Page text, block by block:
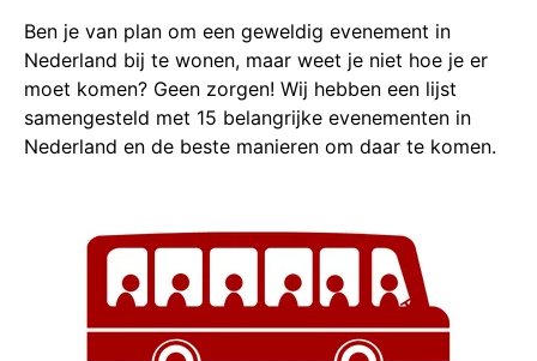
Ben je van plan om een geweldig evenement in
Nederland bij te wonen, maar weet je niet hoe je er
moet komen? Geen zorgen! Wij hebben een lijst
samengesteld met 15 belangrijke evenementen in
Nederland en de beste manieren om daar te komen.